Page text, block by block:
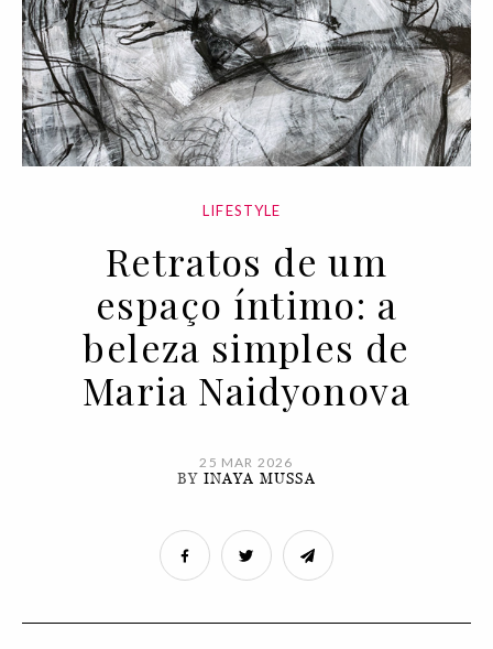
LIFESTYLE
Retratos de um
espaço íntimo: a
beleza simples de
Maria Naidyonova
25 MAR 2026
BY INAYA MUSSA